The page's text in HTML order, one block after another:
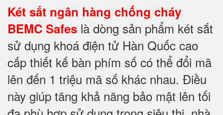
Két sắt ngân hàng chống cháy
BEMC Safes là dòng sản phẩm két sắt
sử dụng khoá điện tử Hàn Quốc cao
cấp thiết kế bàn phím số có thể đổi mã
lên đến 1 triệu mã số khác nhau. Điều
này giúp tăng khả năng bảo mật lên tối